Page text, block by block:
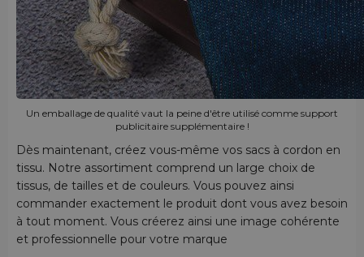
Un emballage de qualité vaut la peine d'être utilisé comme support
publicitaire supplémentaire !
Dès maintenant, créez vous-même vos sacs à cordon en
tissu. Notre assortiment comprend un large choix de
tissus, de tailles et de couleurs. Vous pouvez ainsi
commander exactement le produit dont vous avez besoin
à tout moment. Vous créerez ainsi une image cohérente
et professionnelle pour votre marque